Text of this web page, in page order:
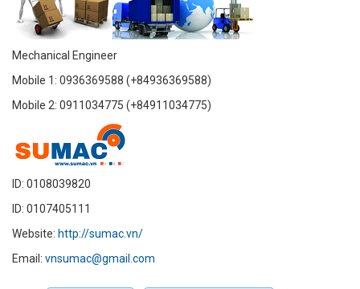
Mechanical Engineer
Mobile 1: 0936369588 (+84936369588)
Mobile 2: 0911034775 (+84911034775)
ID: 0108039820
ID: 0107405111
Website: http://sumac.vn/
Email: vnsumac@gmail.com